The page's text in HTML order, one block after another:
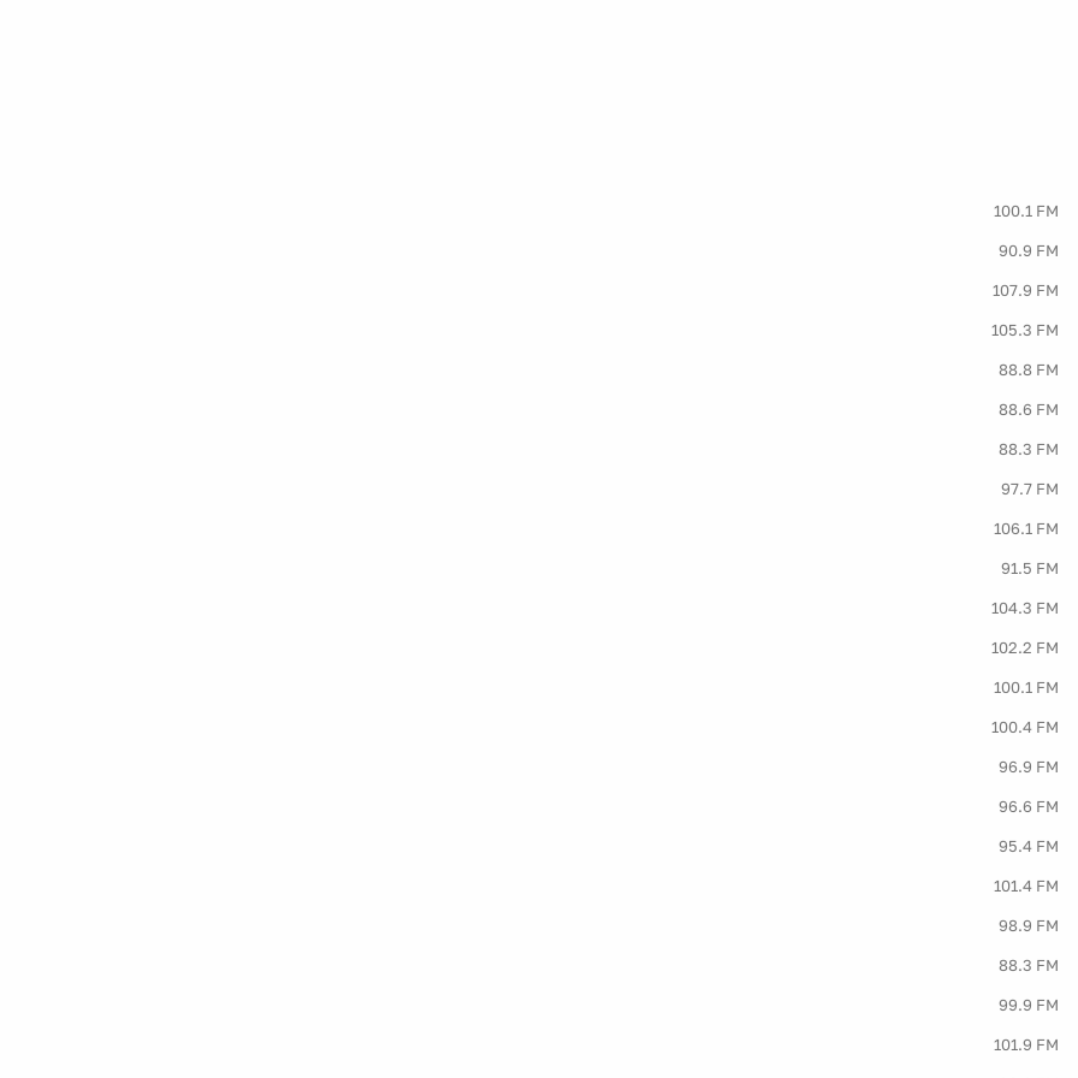
100.1 FM
90.9 FM
107.9 FM
105.3 FM
88.8 FM
88.6 FM
88.3 FM
97.7 FM
106.1 FM
91.5 FM
104.3 FM
102.2 FM
100.1 FM
100.4 FM
96.9 FM
96.6 FM
95.4 FM
101.4 FM
98.9 FM
88.3 FM
99.9 FM
101.9 FM